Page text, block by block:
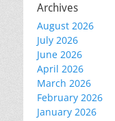
Archives
August 2026
July 2026
June 2026
April 2026
March 2026
February 2026
January 2026